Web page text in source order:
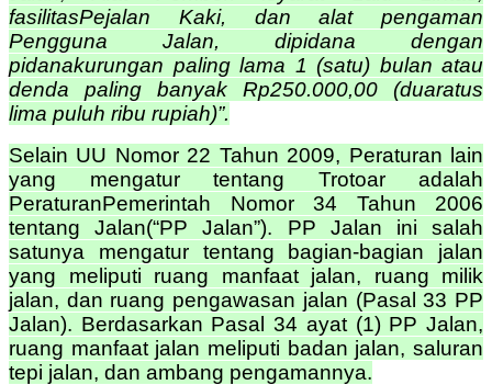
fasilitasPejalan Kaki, dan alat pengaman
Pengguna Jalan, dipidana dengan
pidanakurungan paling lama 1 (satu) bulan atau
denda paling banyak Rp250.000,00 (duaratus
lima puluh ribu rupiah)”.
Selain UU Nomor 22 Tahun 2009, Peraturan lain
yang mengatur tentang Trotoar adalah
PeraturanPemerintah Nomor 34 Tahun 2006
tentang Jalan(“PP Jalan”). PP Jalan ini salah
satunya mengatur tentang bagian-bagian jalan
yang meliputi ruang manfaat jalan, ruang milik
jalan, dan ruang pengawasan jalan (Pasal 33 PP
Jalan). Berdasarkan Pasal 34 ayat (1) PP Jalan,
ruang manfaat jalan meliputi badan jalan, saluran
tepi jalan, dan ambang pengamannya.